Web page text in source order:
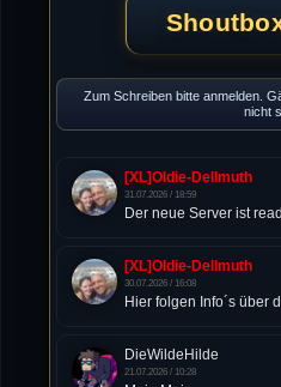
Zum Schreiben bitte anmelden.
nicht
[XL]Oldie-Dellmuth
31.07.2026 / 18:59
Der neue Server ist
[XL]Oldie-Dellmuth
30.07.2026 / 16:08
Hier folgen Info´s über
DieWildeHilde
21.07.2026 / 10:28